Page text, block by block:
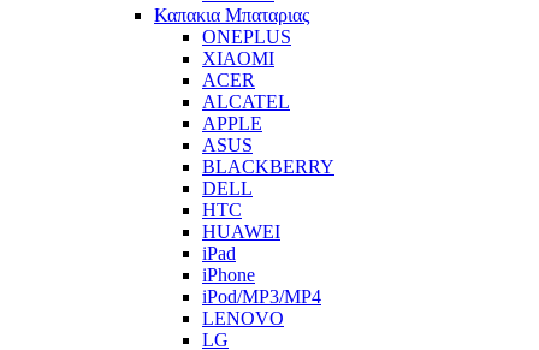
Καπακια Μπαταριας
ONEPLUS
XIAOMI
ACER
ALCATEL
APPLE
ASUS
BLACKBERRY
DELL
HTC
HUAWEI
iPad
iPhone
iPod/MP3/MP4
LENOVO
LG